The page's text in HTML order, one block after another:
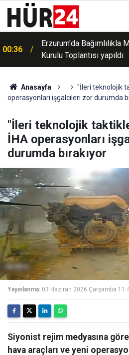
Erzurum'da
Kurulu Toplantısı yapıldı
00:26
Macaristan, aşırı
enerji tasarrufu önlemlerini
Anasayfa
"İleri teknolojik
operasyonları işgalcileri zor durumda
"İleri teknolojik
İHA operasyonları
durumda bırakıyor
Yayınlanma: 03 Haziran 2026 Çarşamba
Siyonist rejim medyasına
hava araçları ve yeni